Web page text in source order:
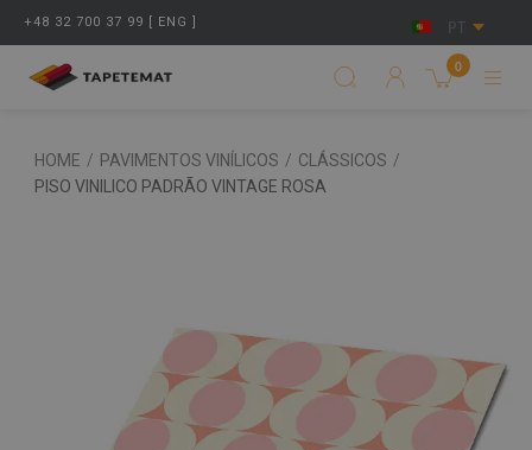
+48 32 700 37 99 [ ENG ] PT
0
HOME / PAVIMENTOS VINÍLICOS / CLÁSSICOS /
PISO VINILICO PADRÃO VINTAGE ROSA